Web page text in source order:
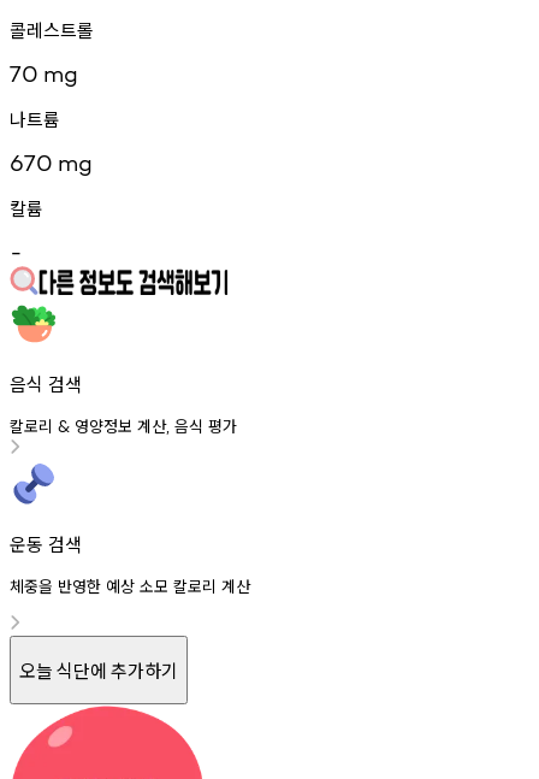
콜레스트롤
70 mg
나트륨
670 mg
칼륨
-
음식 검색
칼로리 & 영양정보 계산, 음식 평가
운동 검색
체중을 반영한 예상 소모 칼로리 계산
오늘 식단에 추가하기